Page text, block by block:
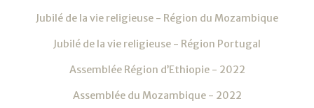
Jubilé de la vie religieuse - Région du Mozambique
Jubilé de la vie religieuse - Région Portugal
Assemblée Région d’Ethiopie - 2022
Assemblée du Mozambique - 2022